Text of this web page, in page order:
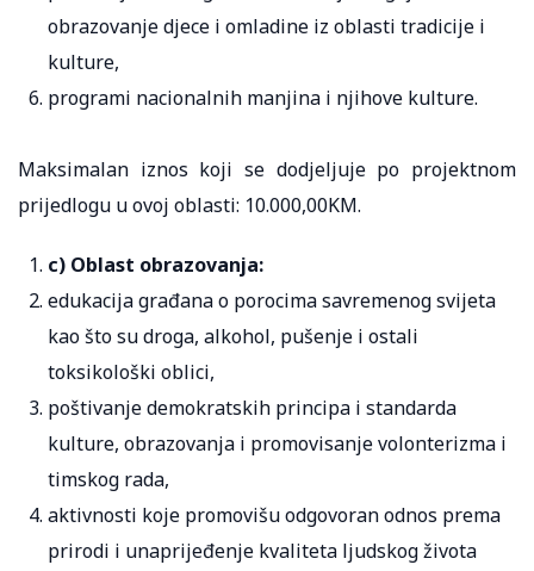
obrazovanje djece i omladine iz oblasti tradicije i
kulture,
programi nacionalnih manjina i njihove kulture.
Maksimalan iznos koji se dodjeljuje po projektnom
prijedlogu u ovoj oblasti: 10.000,00KM.
c) Oblast obrazovanja:
edukacija građana o porocima savremenog svijeta
kao što su droga, alkohol, pušenje i ostali
toksikološki oblici,
poštivanje demokratskih principa i standarda
kulture, obrazovanja i promovisanje volonterizma i
timskog rada,
aktivnosti koje promovišu odgovoran odnos prema
prirodi i unaprijeđenje kvaliteta ljudskog života